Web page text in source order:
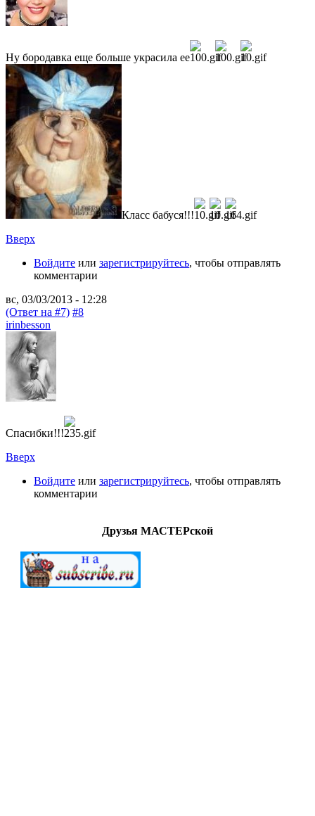
Ну бородавка еще больше украсила ее
Класс бабуся!!!
Вверх
Войдите или зарегистрируйтесь, чтобы отправлять
комментарии
вс, 03/03/2013 - 12:28
(Ответ на #7) #8
irinbesson
Спасибки!!!
Вверх
Войдите или зарегистрируйтесь, чтобы отправлять
комментарии
Друзья МАСТЕРской